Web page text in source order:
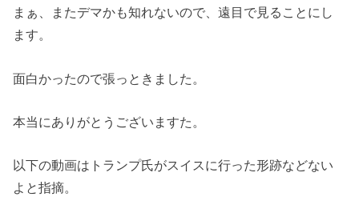
まぁ、またデマかも知れないので、遠目で見ることにし
ます。
面白かったので張っときました。
本当にありがとうございますた。
以下の動画はトランプ氏がスイスに行った形跡などない
よと指摘。